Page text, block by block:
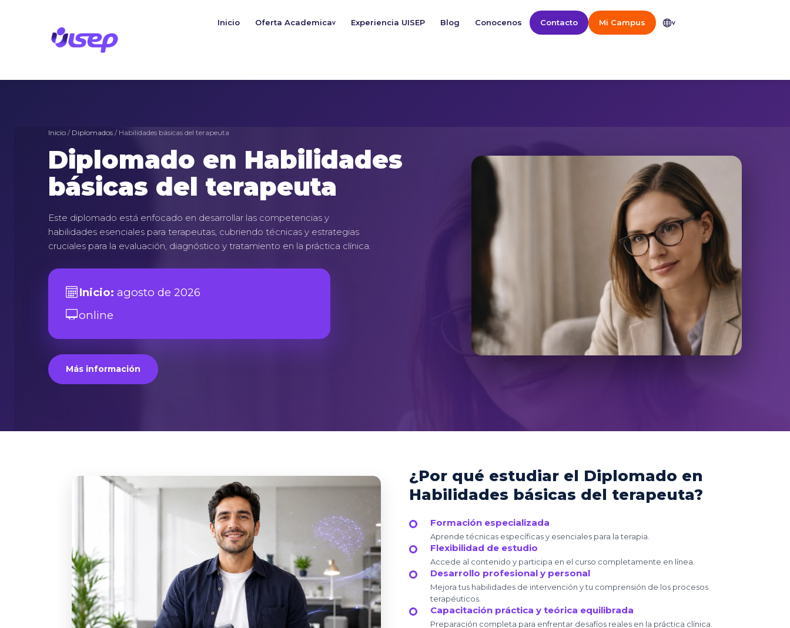
Inicio Oferta Academicav Experiencia UISEP Blog Conocenos Contacto Mi Campus v
Inicio / Diplomados / Habilidades básicas del terapeuta
Diplomado en Habilidades
básicas del terapeuta
Este diplomado está enfocado en desarrollar las competencias y
habilidades esenciales para terapeutas, cubriendo técnicas y estrategias
cruciales para la evaluación, diagnóstico y tratamiento en la práctica clínica.
Inicio: agosto de 2026
online
Más información
¿Por qué estudiar el Diplomado en
Habilidades básicas del terapeuta?
Formación especializada
Aprende técnicas específicas y esenciales para la terapia.
Flexibilidad de estudio
Accede al contenido y participa en el curso completamente en línea.
Desarrollo profesional y personal
Mejora tus habilidades de intervención y tu comprensión de los procesos
terapéuticos.
Capacitación práctica y teórica equilibrada
Preparación completa para enfrentar desafíos reales en la práctica clínica.